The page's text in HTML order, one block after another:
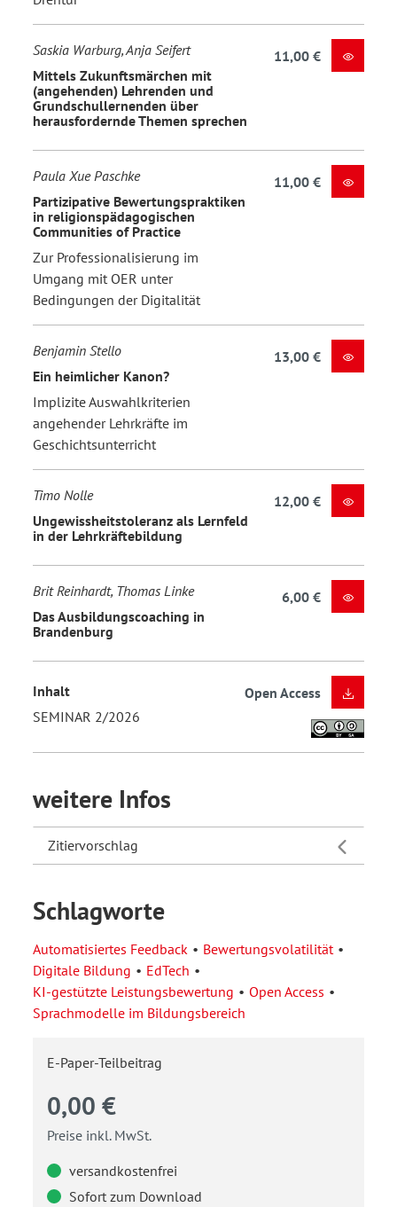
Saskia Warburg, Anja Seifert
Mittels Zukunftsmärchen mit
(angehenden) Lehrenden und
Grundschullernenden über
herausfordernde Themen sprechen
11,00 €
Paula Xue Paschke
Partizipative Bewertungspraktiken
in religionspädagogischen
Communities of Practice
Zur Professionalisierung im
Umgang mit OER unter
Bedingungen der Digitalität
11,00 €
Benjamin Stello
Ein heimlicher Kanon?
Implizite Auswahlkriterien
angehender Lehrkräfte im
Geschichtsunterricht
13,00 €
Timo Nolle
Ungewissheitstoleranz als Lernfeld
in der Lehrkräftebildung
12,00 €
Brit Reinhardt, Thomas Linke
Das Ausbildungscoaching in
Brandenburg
6,00 €
Inhalt
SEMINAR 2/2026
Open Access
weitere Infos
Zitiervorschlag
Schlagworte
Automatisiertes Feedback
Bewertungsvolatilität
Digitale Bildung
EdTech
KI-gestützte Leistungsbewertung
Open Access
Sprachmodelle im Bildungsbereich
E-Paper-Teilbeitrag
0,00 €
Preise inkl. MwSt.
versandkostenfrei
Sofort zum Download